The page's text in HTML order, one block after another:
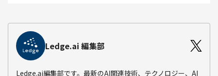
Ledge.ai 編集部
Ledge.ai編集部です。最新のAI関連技術、テクノロジー、AI